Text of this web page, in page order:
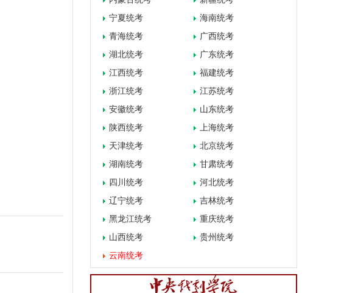
宁夏统考
海南统考
青海统考
广西统考
湖北统考
广东统考
江西统考
福建统考
浙江统考
江苏统考
安徽统考
山东统考
陕西统考
上海统考
天津统考
北京统考
湖南统考
甘肃统考
四川统考
河北统考
辽宁统考
吉林统考
黑龙江统考
重庆统考
山西统考
贵州统考
云南统考